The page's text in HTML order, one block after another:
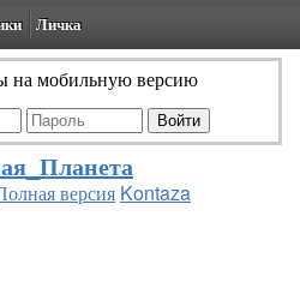
Личка
на мобильную версию
версия Kontaza